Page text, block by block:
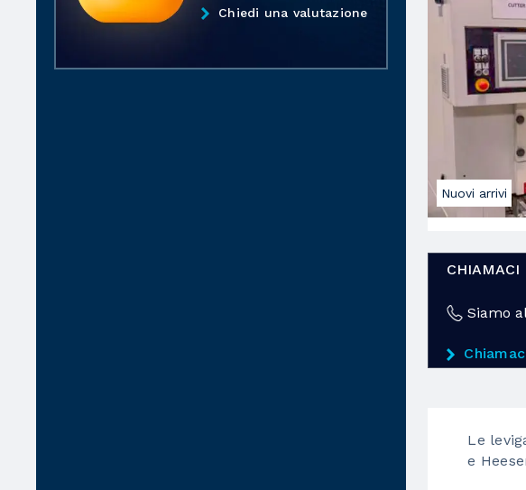
Chiedi una valutazione
Nuovi arrivi
CHIAMACI
Siamo
Le
e